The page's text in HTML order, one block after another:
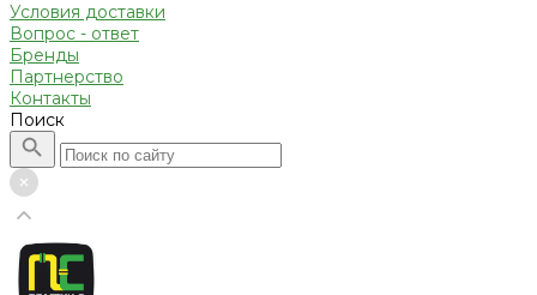
Условия доставки
Вопрос - ответ
Бренды
Партнерство
Контакты
Поиск